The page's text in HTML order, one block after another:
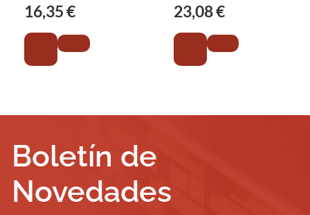
16,35 € 23,08 €
Boletín de
Novedades